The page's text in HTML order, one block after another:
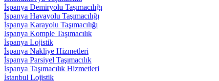
İspanya Demiryolu Taşımacılığı
İspanya Havayolu Taşımacılığı
İspanya Karayolu Taşımacılığı
İspanya Komple Taşımacılık
İspanya Lojistik
İspanya Nakliye Hizmetleri
İspanya Parsiyel Taşımacılık
İspanya Taşımacılık Hizmetleri
İstanbul Lojistik